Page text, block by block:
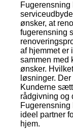
ønsker, at
fugerensning
af hjemmet er
sammen med
ønsker.
løsninger.
Kunderne
rådgivning og
Fugerensning
ideel partner
hjem.